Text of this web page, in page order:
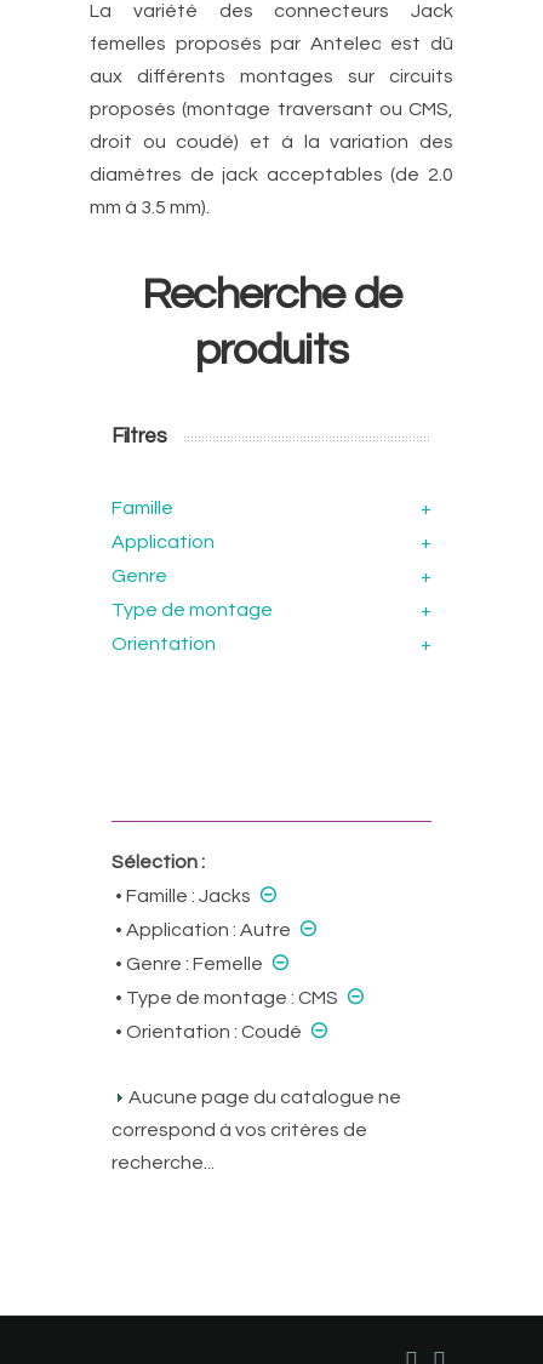
La variété des connecteurs Jack
femelles proposés par Antelec est dû
aux différents montages sur circuits
proposés (montage traversant ou CMS,
droit ou coudé) et à la variation des
diamètres de jack acceptables (de 2.0
mm à 3.5 mm).
Recherche de
produits
Filtres
Famille
+
Application
+
Genre
+
Type de montage
+
Orientation
+
Sélection :
• Famille : Jacks ⊝
• Application : Autre ⊝
• Genre : Femelle ⊝
• Type de montage : CMS ⊝
• Orientation : Coudé ⊝
Aucune page du catalogue ne
correspond à vos critères de
recherche...